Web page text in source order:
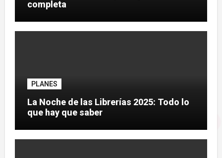
completa
PLANES
La Noche de las Librerías 2025: Todo lo
que hay que saber